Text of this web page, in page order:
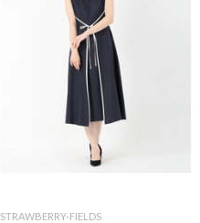
STRAWBERRY-FIELDS